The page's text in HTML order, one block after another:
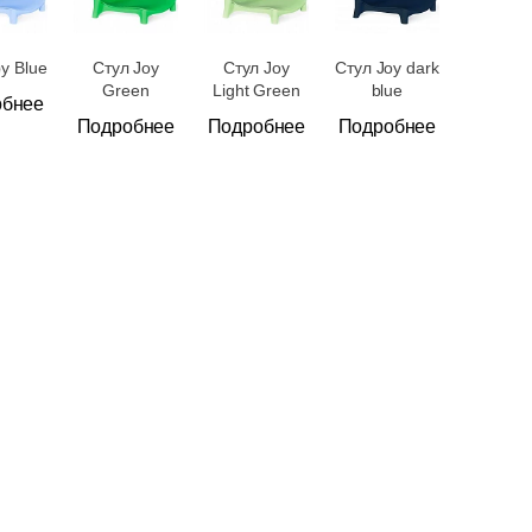
Blue
Стул Joy
Green
Подробнее
Стул Joy
Light Green
Подробнее
Стул Joy dark
blue
Подробнее